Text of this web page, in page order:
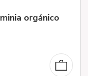
orgánico